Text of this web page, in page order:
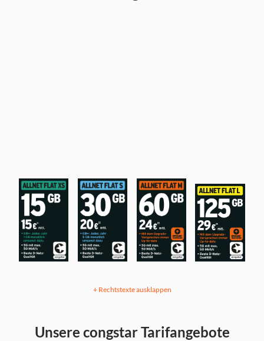
+ Rechtstexte ausklappen
Unsere congstar Tarifangebote